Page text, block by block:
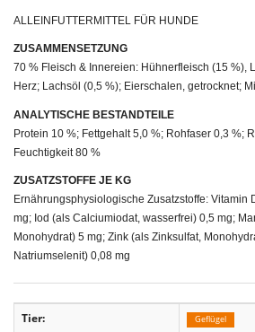
ALLEINFUTTERMITTEL FÜR HUNDE
ZUSAMMENSETZUNG
70 % Fleisch & Innereien: Hühnerfleisch (15 %),
Herz; Lachsöl (0,5 %); Eierschalen, getrocknet;
ANALYTISCHE BESTANDTEILE
Protein 10 %; Fettgehalt 5,0 %; Rohfaser 0,3 %;
Feuchtigkeit 80 %
ZUSATZSTOFFE JE KG
Ernährungsphysiologische Zusatzstoffe: Vitamin
mg; Iod (als Calciumiodat, wasserfrei) 0,5 mg;
Monohydrat) 5 mg; Zink (als Zinksulfat,
Natriumselenit) 0,08 mg
Tier: Geflügel